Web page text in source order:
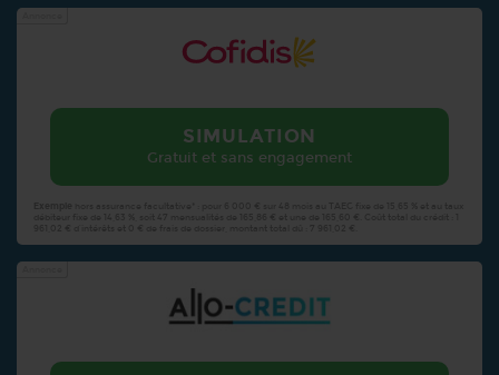
SIMULATION
Gratuit et sans engagement